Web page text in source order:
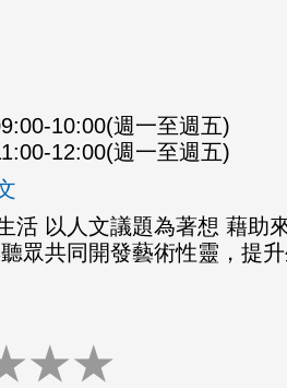
10:00(週一至週五)
12:00(週一至週五)
活 以人文議題為著想 藉助
眾共同開發藝術性靈，提
★★